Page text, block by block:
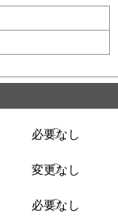
必要なし
変更なし
必要なし